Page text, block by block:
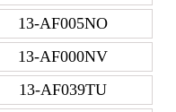
13-AF005NO
13-AF000NV
13-AF039TU